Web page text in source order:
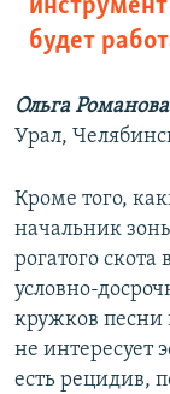
будет
Ольга
Урал,
Кроме того,
начальник
рогатого скота
условно-
кружков песни
не интересует
есть рецидив,